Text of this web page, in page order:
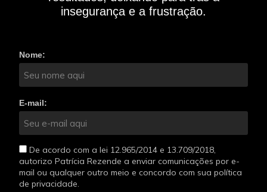
insegurança e a frustração.
Nome:
E-mail:
De acordo com a lei 12.965/2014 e 13.709/2018,
autorizo Patrícia Rezende a enviar comunicações por e-
mail ou qualquer outro meio e concordo com sua política
de privacidade.